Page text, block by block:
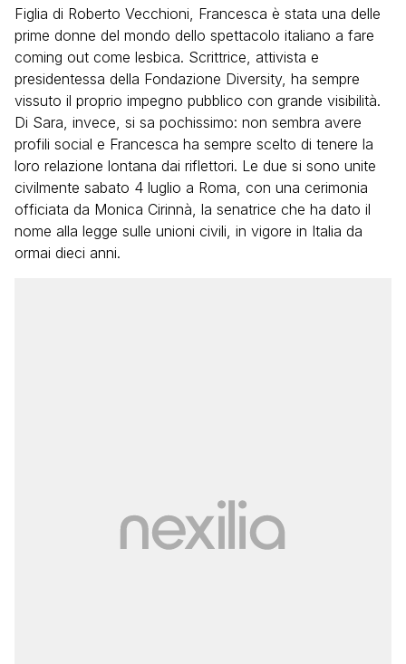
Figlia di Roberto Vecchioni, Francesca è stata una delle
prime donne del mondo dello spettacolo italiano a fare
coming out come lesbica. Scrittrice, attivista e
presidentessa della Fondazione Diversity, ha sempre
vissuto il proprio impegno pubblico con grande visibilità.
Di Sara, invece, si sa pochissimo: non sembra avere
profili social e Francesca ha sempre scelto di tenere la
loro relazione lontana dai riflettori. Le due si sono unite
civilmente sabato 4 luglio a Roma, con una cerimonia
officiata da Monica Cirinnà, la senatrice che ha dato il
nome alla legge sulle unioni civili, in vigore in Italia da
ormai dieci anni.